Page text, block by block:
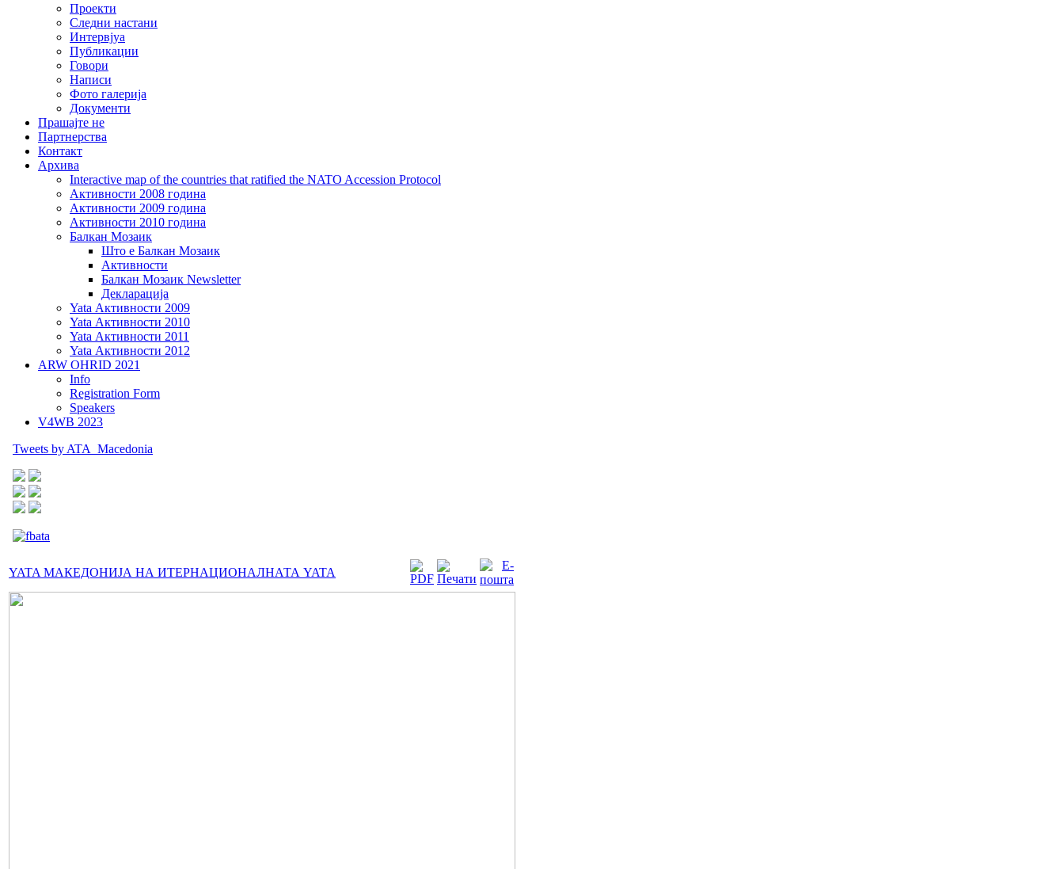
Проекти
Следни настани
Интервјуа
Публикации
Говори
Написи
Фото галерија
Документи
Прашајте не
Партнерства
Контакт
Архива
Interactive map of the countries that ratified the NATO Accession Protocol
Активности 2008 година
Активности 2009 година
Активности 2010 година
Балкан Мозаик
Што е Балкан Мозаик
Активности
Балкан Мозаик Newsletter
Декларација
Yata Активности 2009
Yata Активности 2010
Yata Активности 2011
Yata Активности 2012
ARW OHRID 2021
Info
Registration Form
Speakers
V4WB 2023
Tweets by ATA_Macedonia
YATA МАКЕДОНИЈА НА ИТЕРНАЦИОНАЛНАТА YATA